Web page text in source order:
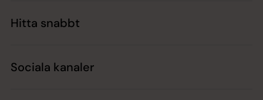
Hitta snabbt
Sociala kanaler